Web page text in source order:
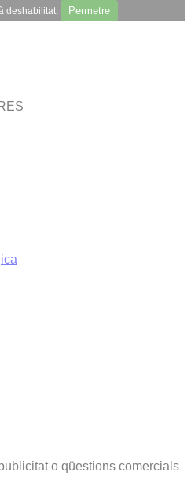
deshabilitat. Permetre
o qüestions comercials